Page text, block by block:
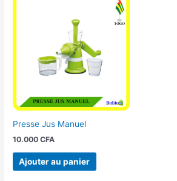
Presse Jus Manuel
10.000CFA
Ajouter au panier